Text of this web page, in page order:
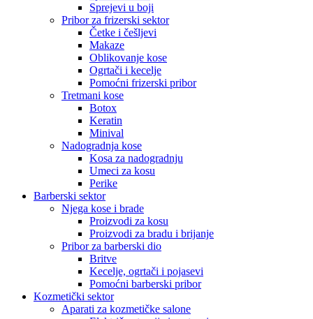
Sprejevi u boji
Pribor za frizerski sektor
Četke i češljevi
Makaze
Oblikovanje kose
Ogrtači i kecelje
Pomoćni frizerski pribor
Tretmani kose
Botox
Keratin
Minival
Nadogradnja kose
Kosa za nadogradnju
Umeci za kosu
Perike
Barberski sektor
Njega kose i brade
Proizvodi za kosu
Proizvodi za bradu i brijanje
Pribor za barberski dio
Britve
Kecelje, ogrtači i pojasevi
Pomoćni barberski pribor
Kozmetički sektor
Aparati za kozmetičke salone